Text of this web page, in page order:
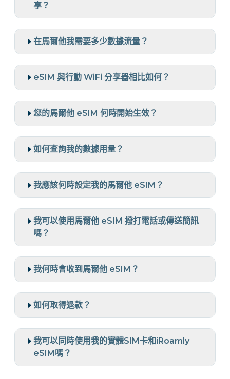
享？
在馬爾他我需要多少數據流量？
eSIM 與行動 WiFi 分享器相比如何？
您的馬爾他 eSIM 何時開始生效？
如何查詢我的數據用量？
我應該何時設定我的馬爾他 eSIM？
我可以使用馬爾他 eSIM 撥打電話或傳送簡訊
嗎？
我何時會收到馬爾他 eSIM？
如何取得退款？
我可以同時使用我的實體SIM卡和iRoamly
eSIM嗎？